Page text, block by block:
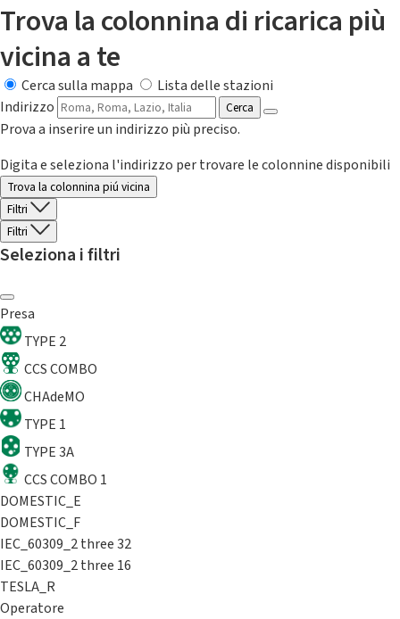
Trova la colonnina di ricarica più
vicina a te
Cerca sulla mappa
Lista delle stazioni
Indirizzo
Cerca
Prova a inserire un indirizzo più preciso.
Digita e seleziona l'indirizzo per trovare le colonnine disponibili
Trova la colonnina piú vicina
Filtri
Filtri
Seleziona i filtri
Presa
TYPE 2
CCS COMBO
CHAdeMO
TYPE 1
TYPE 3A
CCS COMBO 1
DOMESTIC_E
DOMESTIC_F
IEC_60309_2 three 32
IEC_60309_2 three 16
TESLA_R
Operatore